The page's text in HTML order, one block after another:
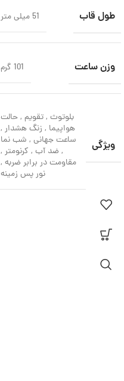
طول قاب 51 میلی متر
وزن ساعت 101 گرم
ویژگی
بلوتوث ,تقویم ,حالت
هواپیما , زنگ هشدار ,
ساعت جهانی , شب‌ نما
, ضد آب , کرنومتر ,
مقاومت در برابر ضربه ,
نور پس زمینه